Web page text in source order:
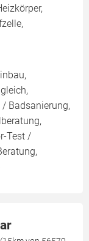
/ Badsanierung,
Test /